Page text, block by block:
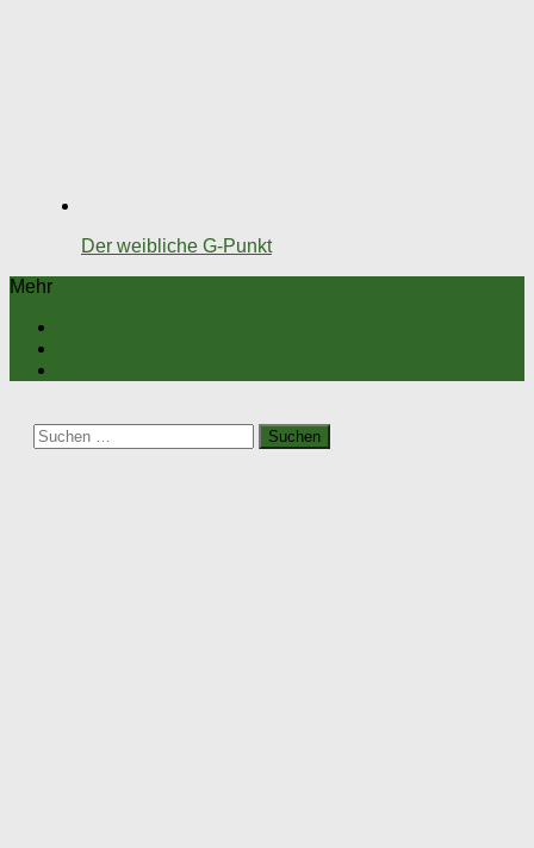
Der weibliche G-Punkt
Mehr
Suchen
nach: